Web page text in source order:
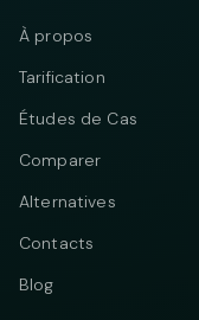
À propos
Tarification
Études de Cas
Comparer
Alternatives
Contacts
Blog